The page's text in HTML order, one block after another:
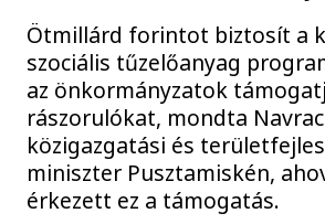
Ötmillárd forintot biztosít a
szociális tűzelőanyag
az önkormányzatok
rászorulókat, mondta
közigazgatási és
miniszter Pusztamiskén,
érkezett ez a támogatás.